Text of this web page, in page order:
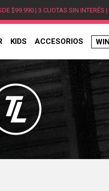
$99.990 | 3 CUOTAS SIN INTERÉS
KIDS ACCESORIOS